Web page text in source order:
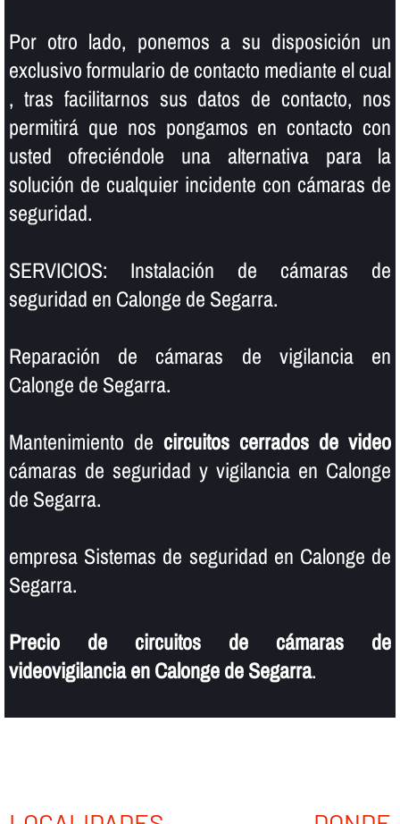
Por otro lado, ponemos a su disposición un
exclusivo formulario de contacto mediante el cual
, tras facilitarnos sus datos de contacto, nos
permitirá que nos pongamos en contacto con
usted ofreciéndole una alternativa para la
solución de cualquier incidente con cámaras de
seguridad.
SERVICIOS: Instalación de cámaras de
seguridad en Calonge de Segarra.
Reparación de cámaras de vigilancia en
Calonge de Segarra.
Mantenimiento de circuitos cerrados de video
cámaras de seguridad y vigilancia en Calonge
de Segarra.
empresa Sistemas de seguridad en Calonge de
Segarra.
Precio de circuitos de cámaras de
videovigilancia en Calonge de Segarra.